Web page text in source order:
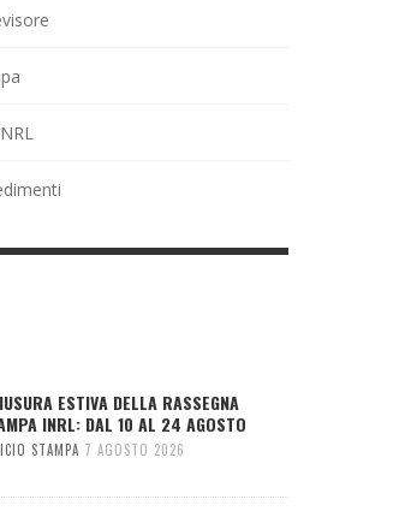
ESTIVA DELLA RASSEGNA
INRL: DAL 10 AL 24 AGOSTO
STAMPA 7 AGOSTO 2026